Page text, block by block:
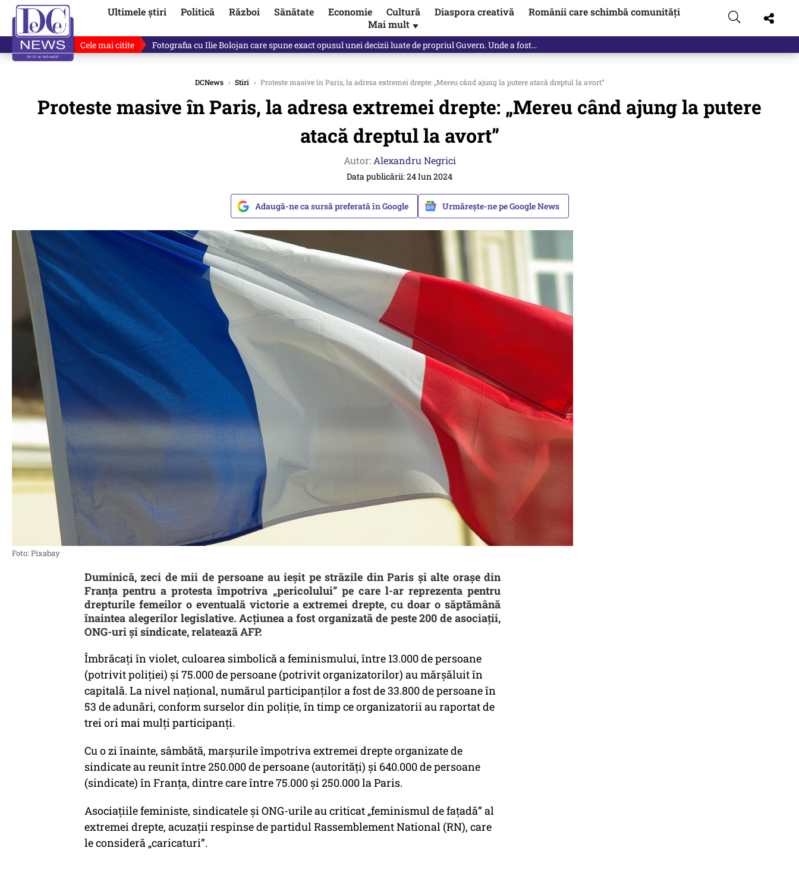
Ultimele știri Politică Război Sănătate Economie Cultură Diaspora creativă
Românii care schimbă comunități
Mai mult ▼
Cele mai citite Lucruri neștiute despre Mihai Vîrdol, dezvăluite de o colegă. Povestea pilotului militar dincolo de…
DCNews › Stiri › Proteste masive în Paris, la adresa extremei drepte: „Mereu când ajung la putere atacă dreptul la avort”
Proteste masive în Paris, la adresa extremei drepte: „Mereu când ajung la putere
atacă dreptul la avort”
Autor: Alexandru Negrici
Data publicării: 24 Iun 2024
Adaugă-ne ca sursă preferată în Google Urmărește-ne pe Google News
Foto: Pixabay
Duminică, zeci de mii de persoane au ieșit pe străzile din Paris și alte orașe din
Franța pentru a protesta împotriva „pericolului” pe care l-ar reprezenta pentru
drepturile femeilor o eventuală victorie a extremei drepte, cu doar o săptămână
înaintea alegerilor legislative. Acțiunea a fost organizată de peste 200 de asociații,
ONG-uri și sindicate, relatează AFP.
Îmbrăcați în violet, culoarea simbolică a feminismului, între 13.000 de persoane
(potrivit poliției) și 75.000 de persoane (potrivit organizatorilor) au mărșăluit în
capitală. La nivel național, numărul participanților a fost de 33.800 de persoane în
53 de adunări, conform surselor din poliție, în timp ce organizatorii au raportat de
trei ori mai mulți participanți.
Cu o zi înainte, sâmbătă, marșurile împotriva extremei drepte organizate de
sindicate au reunit între 250.000 de persoane (autorități) și 640.000 de persoane
(sindicate) în Franța, dintre care între 75.000 și 250.000 la Paris.
Asociațiile feministe, sindicatele și ONG-urile au criticat „feminismul de fațadă” al
extremei drepte, acuzații respinse de partidul Rassemblement National (RN), care
le consideră „caricaturi”.